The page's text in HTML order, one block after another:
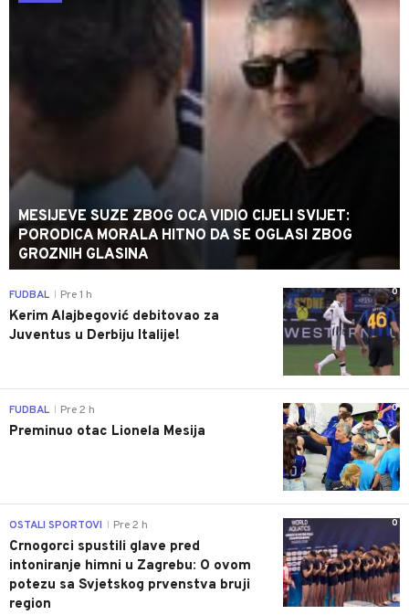
MESIJEVE SUZE ZBOG OCA VIDIO CIJELI SVIJET:
PORODICA MORALA HITNO DA SE OGLASI ZBOG
GROZNIH GLASINA
0
FUDBAL Pre 1 h
Kerim Alajbegović debitovao za
Juventus u Derbiju Italije!
0
FUDBAL Pre 2 h
Preminuo otac Lionela Mesija
0
OSTALI SPORTOVI Pre 2 h
Crnogorci spustili glave pred
intoniranje himni u Zagrebu: O ovom
potezu sa Svjetskog prvenstva bruji
region